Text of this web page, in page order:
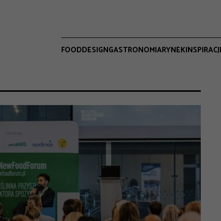
FOODDESIGNGASTRONOMIARYNEK